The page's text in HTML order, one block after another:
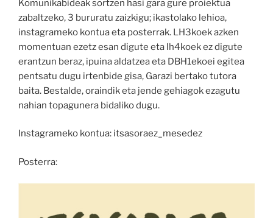
Komunikabideak sortzen hasi gara gure proiektua
zabaltzeko, 3 bururatu zaizkigu; ikastolako lehioa,
instagrameko kontua eta posterrak. LH3koek azken
momentuan ezetz esan digute eta lh4koek ez digute
erantzun beraz, ipuina aldatzea eta DBH1ekoei egitea
pentsatu dugu irtenbide gisa, Garazi bertako tutora
baita. Bestalde, oraindik eta jende gehiagok ezagutu
nahian topagunera bidaliko dugu.
Instagrameko kontua: itsasoraez_mesedez
Posterra: